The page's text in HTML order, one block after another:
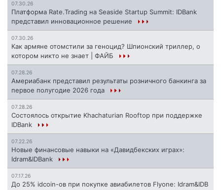
07.30.26
Платформа Rate.Trading на Seaside Startup Summit: IDBank
представил инновационное решение
07.30.26
Как армяне отомстили за геноцид? Шпионский триллер, о
котором никто не знает | ФАЙБ
07.28.26
Америабанк представил результаты розничного банкинга за
первое полугодие 2026 года
07.28.26
Состоялось открытие Khachaturian Rooftop при поддержке
IDBank
07.22.26
Новые финансовые навыки на «Давидбекских играх»:
Idram&IDBank
07.17.26
До 25% idcoin-ов при покупке авиабилетов Flyone: Idram&IDB